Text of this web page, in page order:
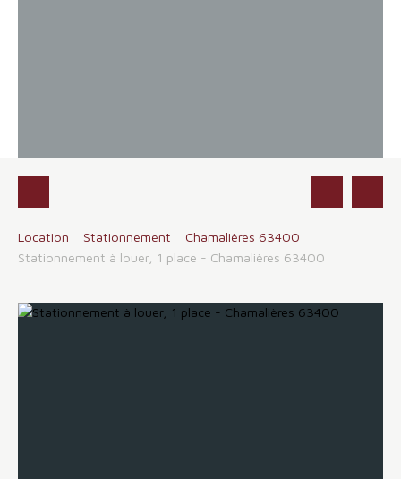
Location Stationnement
Chamalières 63400
Stationnement à louer, 1 place - Chamalières 63400